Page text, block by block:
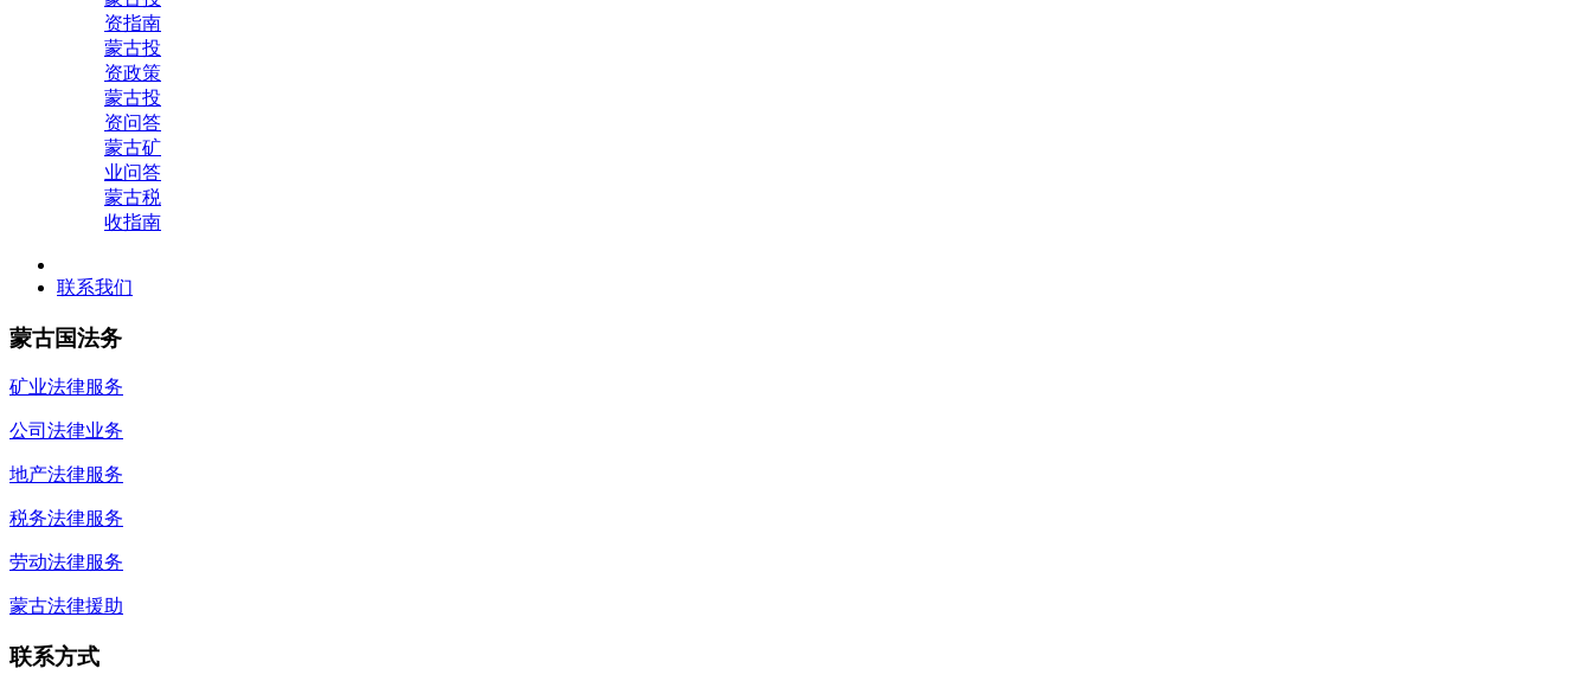
资指南
蒙古投
资政策
蒙古投
资问答
蒙古矿
业问答
蒙古税
收指南
联系我们
蒙古国法务
矿业法律服务
公司法律业务
地产法律服务
税务法律服务
劳动法律服务
蒙古法律援助
联系方式